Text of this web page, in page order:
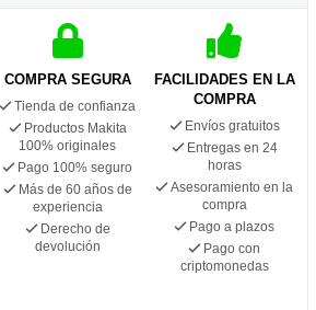
COMPRA SEGURA
Tienda de confianza
Productos Makita
100% originales
Pago 100% seguro
Más de 60 años de
experiencia
Derecho de
devolución
FACILIDADES EN LA
COMPRA
Envíos gratuitos
Entregas en 24
horas
Asesoramiento en la
compra
Pago a plazos
Pago con
criptomonedas